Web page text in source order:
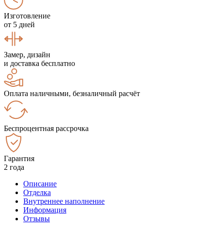
Изготовление
от 5 дней
Замер, дизайн
и доставка бесплатно
Оплата наличными, безналичный расчёт
Беспроцентная рассрочка
Гарантия
2 года
Описание
Отделка
Внутреннее наполнение
Информация
Отзывы